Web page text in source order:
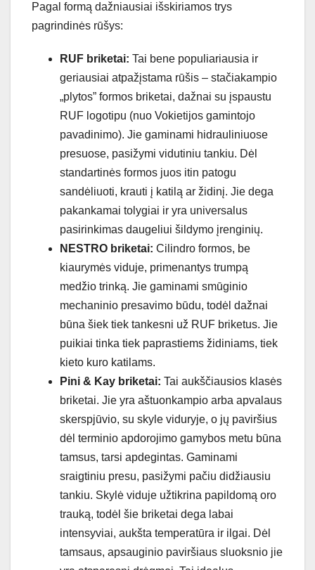
Pagal formą dažniausiai išskiriamos trys
pagrindinės rūšys:
RUF briketai: Tai bene populiariausia ir
geriausiai atpažįstama rūšis – stačiakampio
„plytos” formos briketai, dažnai su įspaustu
RUF logotipu (nuo Vokietijos gamintojo
pavadinimo). Jie gaminami hidrauliniuose
presuose, pasižymi vidutiniu tankiu. Dėl
standartinės formos juos itin patogu
sandėliuoti, krauti į katilą ar židinį. Jie dega
pakankamai tolygiai ir yra universalus
pasirinkimas daugeliui šildymo įrenginių.
NESTRO briketai: Cilindro formos, be
kiaurymės viduje, primenantys trumpą
medžio trinką. Jie gaminami smūginio
mechaninio presavimo būdu, todėl dažnai
būna šiek tiek tankesni už RUF briketus. Jie
puikiai tinka tiek paprastiems židiniams, tiek
kieto kuro katilams.
Pini & Kay briketai: Tai aukščiausios klasės
briketai. Jie yra aštuonkampio arba apvalaus
skerspjūvio, su skyle viduryje, o jų paviršius
dėl terminio apdorojimo gamybos metu būna
tamsus, tarsi apdegintas. Gaminami
sraigtiniu presu, pasižymi pačiu didžiausiu
tankiu. Skylė viduje užtikrina papildomą oro
trauką, todėl šie briketai dega labai
intensyviai, aukšta temperatūra ir ilgai. Dėl
tamsaus, apsauginio paviršiaus sluoksnio jie